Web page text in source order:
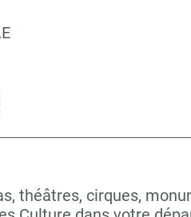
théâtres, cirques,